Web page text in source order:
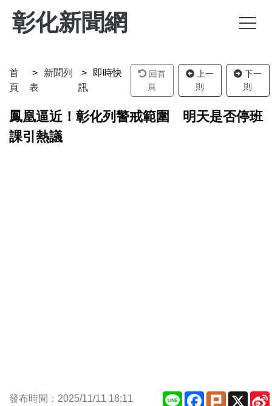
彰化新聞網
首
頁
新聞列
表
即時快
訊
回首
頁
上一
則
下一
則
鳳凰逼近！彰化列警戒範圍 明天是否停班
課引熱議
發布時間：2025/11/11 18:11
Line Facebook
Plurk X